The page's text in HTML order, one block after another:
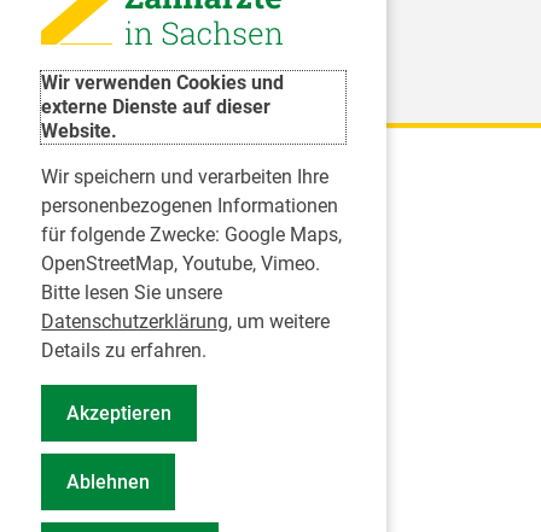
Wir verwenden Cookies und
externe Dienste auf dieser
Website.
Wir speichern und verarbeiten Ihre
personenbezogenen Informationen
für folgende Zwecke: Google Maps,
OpenStreetMap, Youtube, Vimeo.
Bitte lesen Sie unsere
Datenschutzerklärung, um weitere
Details zu erfahren.
Akzeptieren
Ablehnen
Karriere
Inserate
Praktikum in einer Zahnarztpraxis
Jobs im Zahnärztehaus
Presse
Pressemitteilungen